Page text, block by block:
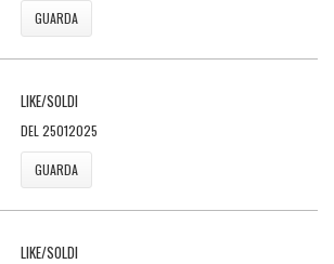
GUARDA
LIKE/SOLDI
DEL 25012025
GUARDA
LIKE/SOLDI